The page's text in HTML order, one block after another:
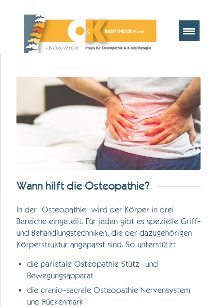
Wann hilft die Osteopathie?
In der Osteopathie wird der Körper in drei
Bereiche eingeteilt. Für jeden gibt es spezielle Griff-
und Behandlungstechniken, die der dazugehörigen
Körperstruktur angepasst sind. So unterstützt
die parietale Osteopathie Stütz- und
Bewegungsapparat
die cranio-sacrale Osteopathie Nervensystem
und Rückenmark